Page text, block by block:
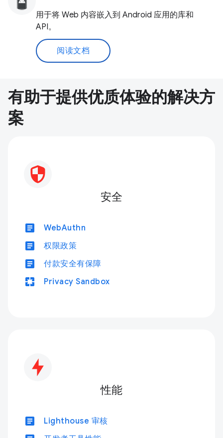
用于将 Web 内容嵌入到 Android 应用的库和
API。
阅读文档
有助于提供优质体验的解决方
案
安全
article WebAuthn
article 权限政策
article 付款安全有保障
pages Privacy Sandbox
性能
article Lighthouse 审核